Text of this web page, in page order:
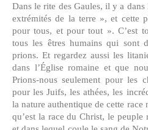
Dans le rite des Gaules, il y a
extrémités de la terre », et cette
pour tous, et pour tout ». C’est
tous les êtres humains qui sont
prions. Et regardez aussi les
dans l’Église romaine et que
Prions-nous seulement pour les
pour les Juifs, les athées, les
la nature authentique de cette race
qu’est la race du Christ, le peuple